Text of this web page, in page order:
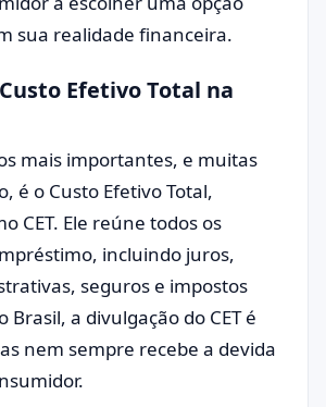
sua realidade financeira.
Efetivo Total na
mais importantes, e muitas
é o Custo Efetivo Total,
CET. Ele reúne todos os
incluindo juros,
seguros e impostos
Brasil, a divulgação do CET é
nem sempre recebe a devida